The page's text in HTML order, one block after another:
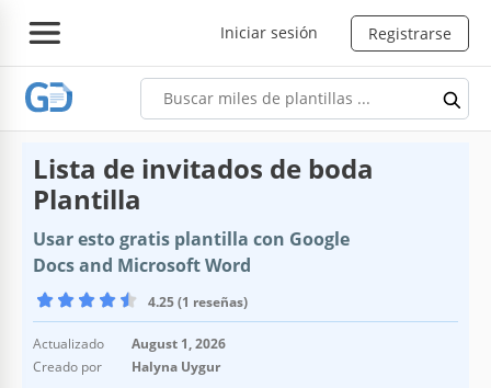
Iniciar sesión Registrarse
Lista de invitados de boda
Plantilla
Usar esto gratis plantilla con Google
Docs and Microsoft Word
4.25 (1 reseñas)
Actualizado
August 1, 2026
Creado por
Halyna Uygur